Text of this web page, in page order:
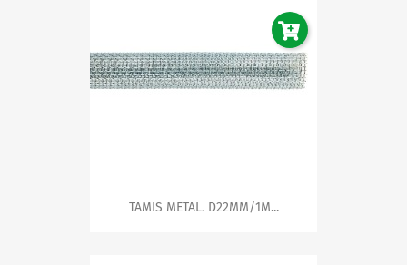
TAMIS METAL. D22MM/1M...